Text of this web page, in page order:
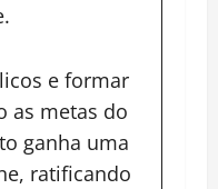
e formar
as metas do
ganha uma
ratificando